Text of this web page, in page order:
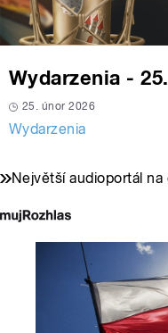
Wydarzenia -
25. únor 2026
Wydarzenia
Největší audioportál